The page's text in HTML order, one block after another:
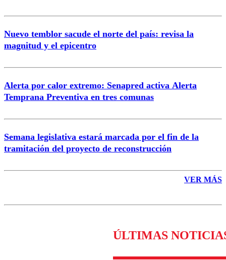
Nuevo temblor sacude el norte del país: revisa la
magnitud y el epicentro
Alerta por calor extremo: Senapred activa Alerta
Temprana Preventiva en tres comunas
Semana legislativa estará marcada por el fin de la
tramitación del proyecto de reconstrucción
VER MÁS
ÚLTIMAS